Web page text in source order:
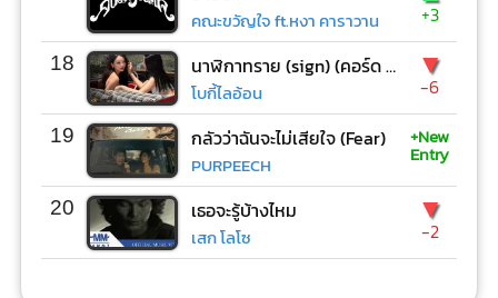
คณะขวัญใจ ft.หงา คาราวาน +3
18 นาฬิกาทราย (sign) (คอร์ด ง่ายๆ)
โบกี้ไลอ้อน
▼
-6
19 กลัวว่าฉันจะไม่เสียใจ (Fear)
PURPEECH
+New
Entry
20 เธอจะรู้บ้างไหม
เสก โลโซ
▼
-2